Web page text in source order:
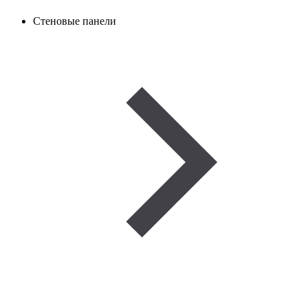
Стеновые панели